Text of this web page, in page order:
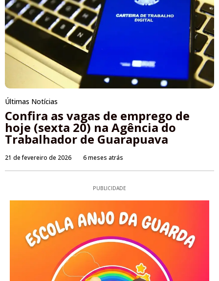
Últimas Notícias
Confira as vagas de emprego de
hoje (sexta 20) na Agência do
Trabalhador de Guarapuava
21 de fevereiro de 2026 6 meses atrás
PUBLICIDADE